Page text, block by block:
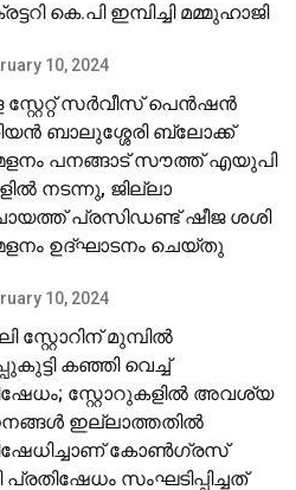
കെ.പി ഇമ്പിച്ചി മമ്മുഹാജി
10, 2024
സ്റ്റേറ്റ് സര്‍വീസ് പെന്‍ഷന്‍
ബാലുശ്ശേരി ബ്ലോക്ക്
പനങ്ങാട് സൗത്ത് എയുപി
നടന്നു, ജില്ലാ
പ്രസിഡണ്ട് ഷീജ ശശി
ഉദ്ഘാടനം ചെയ്തു
10, 2024
സ്റ്റോറിന് മുമ്പില്‍
കഞ്ഞി വെച്ച്
സ്റ്റോറുകളില്‍ അവശ്യ
ഇല്ലാത്തതില്‍
കോണ്‍ഗ്രസ്
പ്രതിഷേധം സംഘടിപ്പിച്ചത്